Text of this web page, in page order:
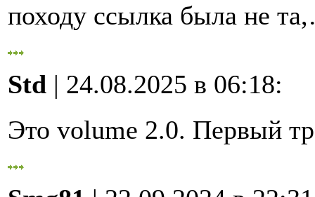
походу ссылка была не
Std | 24.08.2025 в 06:18:
Это volume 2.0. Первый